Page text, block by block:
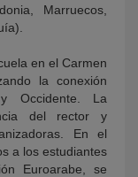
Marruecos,
en el Carmen
la conexión
Occidente. La
del rector y
En el
a los estudiantes
Euroarabe, se